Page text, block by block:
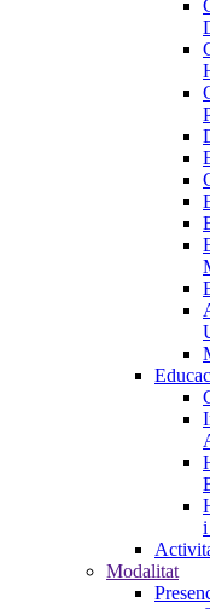
i
Modalitat